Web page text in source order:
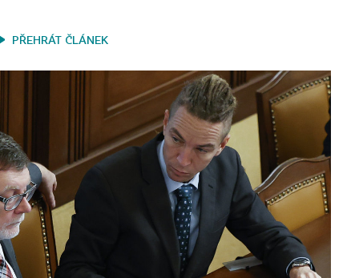
PŘEHRÁT ČLÁNEK